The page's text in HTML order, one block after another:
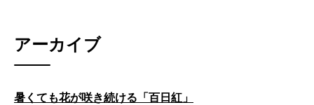
アーカイブ
暑くても花が咲き続ける「百日紅」